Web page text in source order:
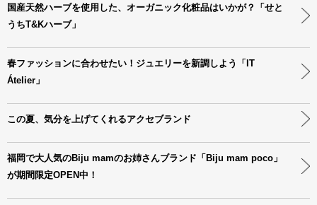
国産天然ハーブを使用した、オーガニック化粧品はいかが？「せと
うちT&Kハーブ」
春ファッションに合わせたい！ジュエリーを新調しよう「IT
Átelier」
この夏、気分を上げてくれるアクセブランド
福岡で大人気のBiju mamのお姉さんブランド「Biju mam poco」
が期間限定OPEN中！